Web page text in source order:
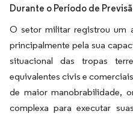
Durante o Período de
O setor militar registrou um
principalmente pela sua
situacional das tropas
equivalentes civis e
de maior manobrabilidade,
complexa para executar